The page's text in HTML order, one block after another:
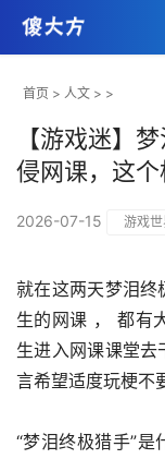
首页 > 人文 > >
【游戏迷】
侵网课，这
2026-07-15 游戏世
就在这两天梦泪
生的网课 ， 都有
生进入网课课堂
言希望适度玩梗不
“梦泪终极猎手”